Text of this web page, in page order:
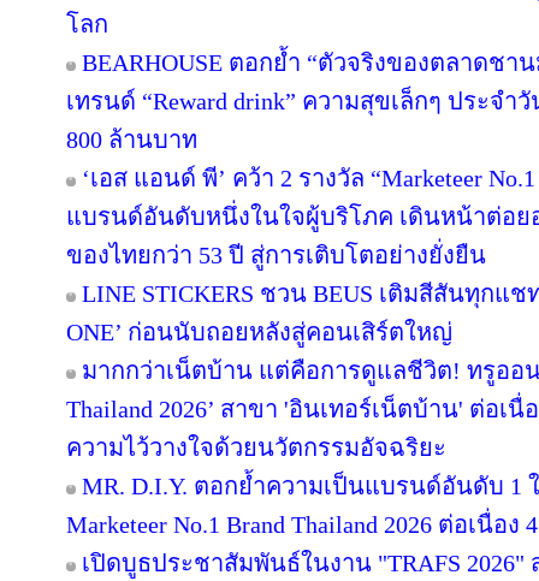
โลก
BEARHOUSE ตอกย้ำ “ตัวจริงของตลาดชา
เทรนด์ “Reward drink” ความสุขเล็กๆ ประจำ
800 ล้านบาท
‘เอส แอนด์ พี’ คว้า 2 รางวัล “Marketeer
แบรนด์อันดับหนึ่งในใจผู้บริโภค เดินหน้าต่อย
ของไทยกว่า 53 ปี สู่การเติบโตอย่างยั่งยืน
LINE STICKERS ชวน BEUS เติมสีสันทุกแช
ONE’ ก่อนนับถอยหลังสู่คอนเสิร์ตใหญ่
มากกว่าเน็ตบ้าน แต่คือการดูแลชีวิต! ทรูออน
Thailand 2026’ สาขา 'อินเทอร์เน็ตบ้าน' ต่อเ
ความไว้วางใจด้วยนวัตกรรมอัจฉริยะ
MR. D.I.Y. ตอกย้ำความเป็นแบรนด์อันดับ 1
Marketeer No.1 Brand Thailand 2026 ต่อเนื่อง
เปิดบูธประชาสัมพันธ์ในงาน "TRAFS